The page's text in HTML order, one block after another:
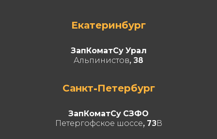
Екатеринбург
ЗапКоматСу Урал
Альпинистов, 38
Санкт-Петербург
ЗапКоматСу СЗФО
Петергофское шоссе, 73В